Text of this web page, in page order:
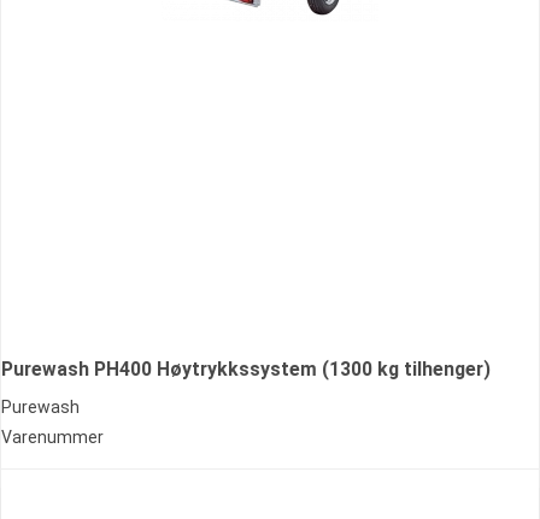
Purewash PH400 Høytrykkssystem (1300 kg tilhenger)
Purewash
Varenummer